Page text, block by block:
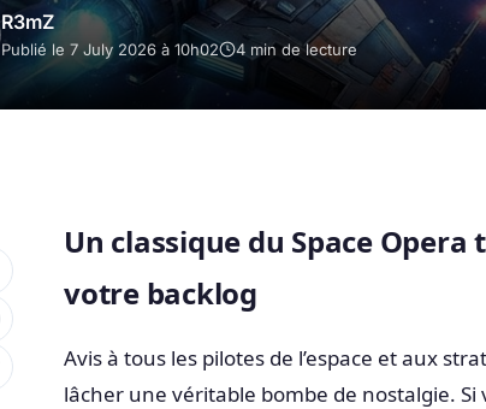
R3mZ
Publié le 7 July 2026 à 10h02 4 min de lecture
Un classique du Space Opera
votre backlog
Avis à tous les pilotes de l’espace et aux
lâcher une véritable bombe de nostalgie.